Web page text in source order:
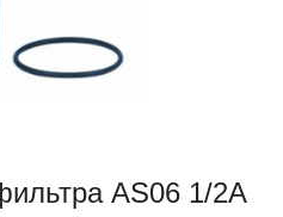
AS06 1/2A